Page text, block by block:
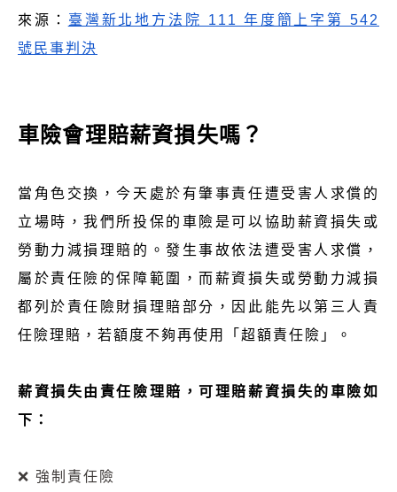
來源： 臺灣新北地方法院 111 年度簡上字第 542
號民事判決
車險會理賠薪資損失嗎？
當角色交換，今天處於有肇事責任遭受害人求償的
立場時，我們所投保的車險是可以協助薪資損失或
勞動力減損理賠的。發生事故依法遭受害人求償，
屬於責任險的保障範圍，而薪資損失或勞動力減損
都列於責任險財損理賠部分，因此能先以第三人責
任險理賠，若額度不夠再使用「超額責任險」。
薪資損失由責任險理賠，可理賠薪資損失的車險如
下：
❌ 強制責任險